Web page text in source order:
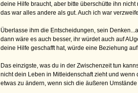
deine Hilfe braucht, aber bitte überschütte ihn
das war alles andere als gut. Auch ich war
Überlasse ihm die Entscheidungen, sein
dann wäre es auch besser, ihr würdet auch auf
deine Hilfe geschafft hat, würde eine Beziehung
Das einzigste, was du in der Zwischenzeit tun
nicht dein Leben in Mitleidenschaft zieht und wenn
etwas zu ändern, wenn sich die äußeren